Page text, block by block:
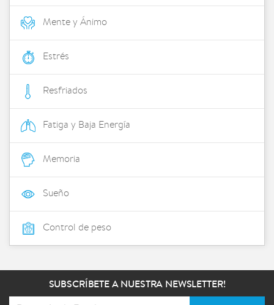
Mente y Ánimo
Estrés
Resfriados
Fatiga y Baja Energía
Memoria
Sueño
Control de peso
SUBSCRÍBETE A NUESTRA NEWSLETTER!